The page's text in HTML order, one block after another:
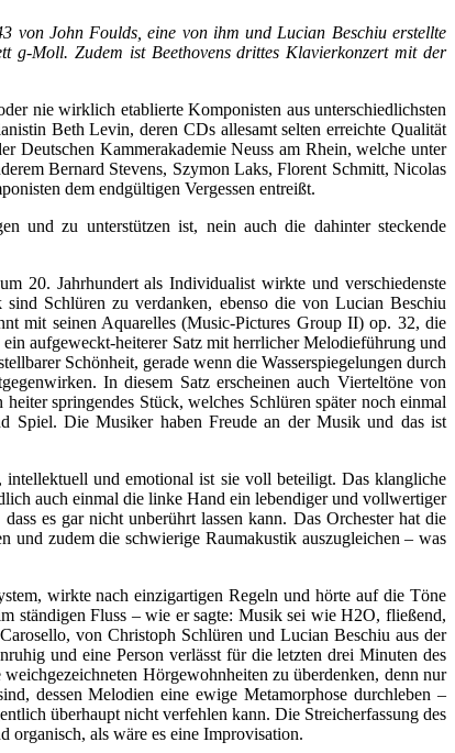
von John Foulds, eine von ihm und Lucian Beschiu erstellte
g-Moll. Zudem ist Beethovens drittes Klavierkonzert mit der
nie wirklich etablierte Komponisten aus unterschiedlichsten
Beth Levin, deren CDs allesamt selten erreichte Qualität
Deutschen Kammerakademie Neuss am Rhein, welche unter
Bernard Stevens, Szymon Laks, Florent Schmitt, Nicolas
dem endgültigen Vergessen entreißt.
und zu unterstützen ist, nein auch die dahinter steckende
20. Jahrhundert als Individualist wirkte und verschiedenste
Schlüren zu verdanken, ebenso die von Lucian Beschiu
mit seinen Aquarelles (Music-Pictures Group II) op. 32, die
aufgeweckt-heiterer Satz mit herrlicher Melodieführung und
Schönheit, gerade wenn die Wasserspiegelungen durch
In diesem Satz erscheinen auch Vierteltöne von
springendes Stück, welches Schlüren später noch einmal
Spiel. Die Musiker haben Freude an der Musik und das ist
und emotional ist sie voll beteiligt. Das klangliche
auch einmal die linke Hand ein lebendiger und vollwertiger
es gar nicht unberührt lassen kann. Das Orchester hat die
und zudem die schwierige Raumakustik auszugleichen – was
wirkte nach einzigartigen Regeln und hörte auf die Töne
ständigen Fluss – wie er sagte: Musik sei wie H2O, fließend,
von Christoph Schlüren und Lucian Beschiu aus der
und eine Person verlässt für die letzten drei Minuten des
Hörgewohnheiten zu überdenken, denn nur
dessen Melodien eine ewige Metamorphose durchleben –
überhaupt nicht verfehlen kann. Die Streicherfassung des
organisch, als wäre es eine Improvisation.